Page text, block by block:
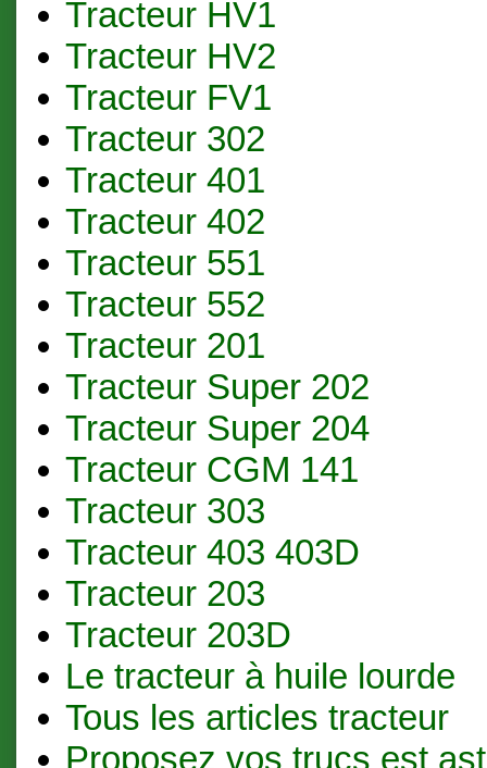
Tracteur HV1
Tracteur HV2
Tracteur FV1
Tracteur 302
Tracteur 401
Tracteur 402
Tracteur 551
Tracteur 552
Tracteur 201
Tracteur Super 202
Tracteur Super 204
Tracteur CGM 141
Tracteur 303
Tracteur 403 403D
Tracteur 203
Tracteur 203D
Le tracteur à huile lourde
Tous les articles tracteur
Proposez vos trucs est